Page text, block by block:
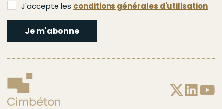
J'accepte les conditions générales d'utilisation
Je m'abonne